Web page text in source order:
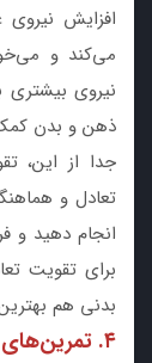
افزایش نیروی
می‌کند و
نیروی
ذهن و بدن
جدا از این،
تعادل و
انجام دهید و
برای تقویت
بدنی هم
۴. تمرین‌های پلیومتریک